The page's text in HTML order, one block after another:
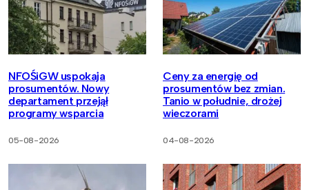
NFOŚiGW uspokaja
prosumentów. Nowy
departament przejął
programy wsparcia
05-08-2026
Ceny za energię od
prosumentów bez zmian.
Tanio w południe, drożej
wieczorami
04-08-2026